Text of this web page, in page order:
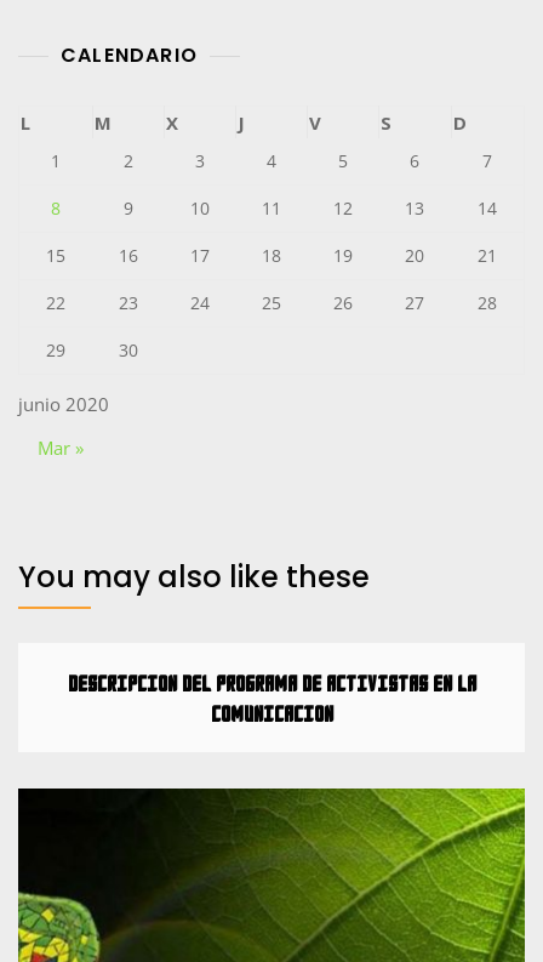
CALENDARIO
junio 2020
L M X J V S D
1 2 3 4 5 6 7
8 9 10 11 12 13 14
15 16 17 18 19 20 21
22 23 24 25 26 27 28
29 30
Mar »
You may also like these
Descripción del Programa de Activistas en la
Comunicación